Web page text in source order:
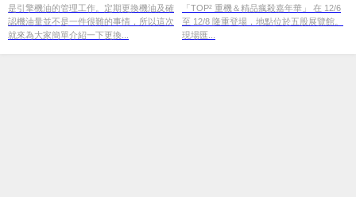
是引擎機油的管理工作。定期更換機油及確
認機油量並不是一件很難的事情，所以這次
就來為大家簡單介紹一下更換...
亮相
「TOP² 重機＆精品瘋殺嘉年華」 在 12/6
至 12/8 隆重登場，地點位於五股展覽館。
現場匯...